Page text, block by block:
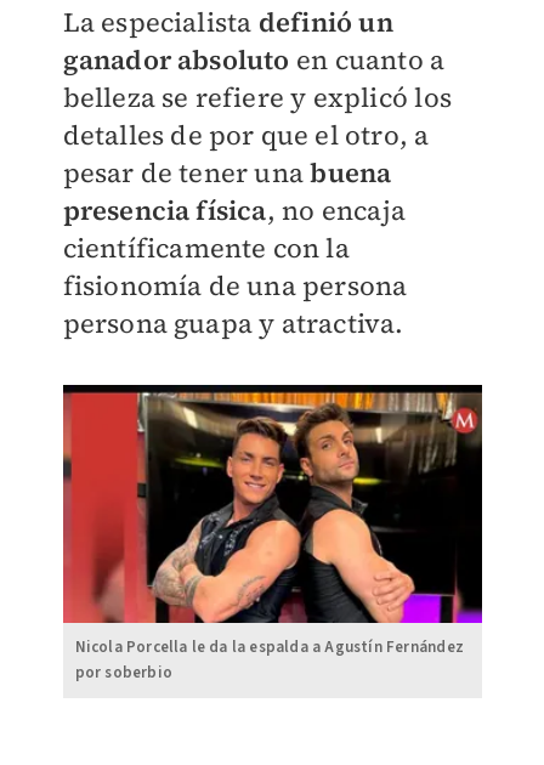
La especialista definió un
ganador absoluto en cuanto a
belleza se refiere y explicó los
detalles de por que el otro, a
pesar de tener unabuena
presencia física, no encaja
científicamente con la
fisionomía de una persona
persona guapa y atractiva.
Nicola Porcella le da la espalda a Agustín Fernández
por soberbio